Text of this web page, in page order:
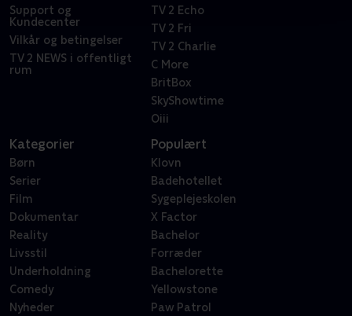
Support og
Kundecenter
Vilkår og betingelser
TV 2 NEWS i offentligt
rum
TV 2 Echo
TV 2 Fri
TV 2 Charlie
C More
BritBox
SkyShowtime
Oiii
Kategorier
Børn
Serier
Film
Dokumentar
Reality
Livsstil
Underholdning
Comedy
Nyheder
Populært
Klovn
Badehotellet
Sygeplejeskolen
X Factor
Bachelor
Forræder
Bachelorette
Yellowstone
Paw Patrol